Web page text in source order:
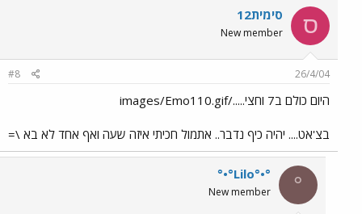
ס סימית12
New member
26/4/04
#8
היום כולם ב7 וחצי...../images/Emo110.gif
בצ'אט.... יהיה כיף נדבר.. אתמול חכיתי איזה שעה ואף אחד לא בא \=
°
°•°Lilo°•°
New member